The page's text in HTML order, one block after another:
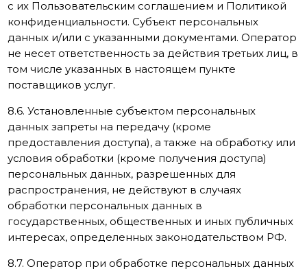
с их Пользовательским соглашением и Политикой
конфиденциальности. Субъект персональных
данных и/или с указанными документами. Оператор
не несет ответственность за действия третьих лиц, в
том числе указанных в настоящем пункте
поставщиков услуг.
8.6. Установленные субъектом персональных
данных запреты на передачу (кроме
предоставления доступа), а также на обработку или
условия обработки (кроме получения доступа)
персональных данных, разрешенных для
распространения, не действуют в случаях
обработки персональных данных в
государственных, общественных и иных публичных
интересах, определенных законодательством РФ.
8.7. Оператор при обработке персональных данных